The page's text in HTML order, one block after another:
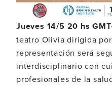
Jueves 14/5 20 hs
teatro Olivia dirigida
representación será
interdisciplinario con
profesionales de la